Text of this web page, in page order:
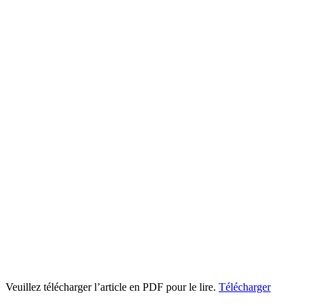
Veuillez télécharger l’article en PDF pour le lire. Télécharger